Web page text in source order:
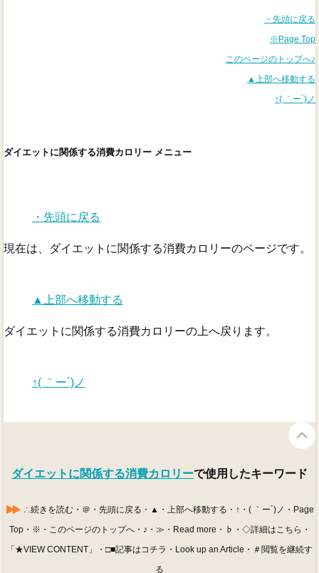
・先頭に戻る
※Page Top
このページのトップへ♪
▲上部へ移動する
↑( ｀ー´)ノ
ダイエットに関係する消費カロリー メニュー
・先頭に戻る
現在は、ダイエットに関係する消費カロリーのページです。
▲上部へ移動する
ダイエットに関係する消費カロリーの上へ戻ります。
↑( ｀ー´)ノ
ダイエットに関係する消費カロリーで使用したキーワード
∴続きを読む・＠・先頭に戻る・▲・上部へ移動する・↑・( ｀ー´)ノ・Page
Top・※・このページのトップへ・♪・≫・Read more・♭・◇詳細はこちら・
「★VIEW CONTENT」・□■記事はコチラ・Look up an Article・＃閲覧を継続す
る